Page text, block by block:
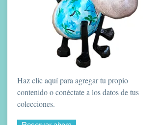
Haz clic aquí para agregar tu propio
contenido o conéctate a los datos de tus
colecciones.